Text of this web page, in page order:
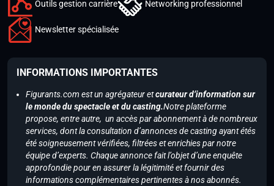
Outils gestion carrière Networking professionnel
Newsletter spécialisée
INFORMATIONS IMPORTANTES
Figurants.com est un agrégateur etcurateur d’information sur
le monde du spectacle et du casting.Notre plateforme
propose, entre autre, un accès par abonnement à de nombreux
services, dont la consultation d’annonces de casting ayant étés
été soigneusement vérifiées, filtrées et enrichies par notre
équipe d’experts. Chaque annonce fait l’objet d’une enquête
approfondie pour en assurer la légitimité et fournir des
informations complémentaires pertinentes à nos abonnés.